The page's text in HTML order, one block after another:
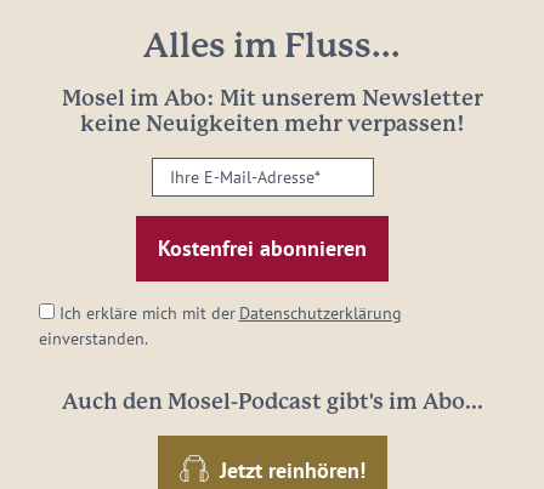
Alles im Fluss...
Mosel im Abo: Mit unserem Newsletter
keine Neuigkeiten mehr verpassen!
Ihre
E-
Mail-
Adresse:
Ich erkläre mich mit der Datenschutzerklärung
einverstanden.
Auch den Mosel-Podcast gibt's im Abo...
Jetzt reinhören!